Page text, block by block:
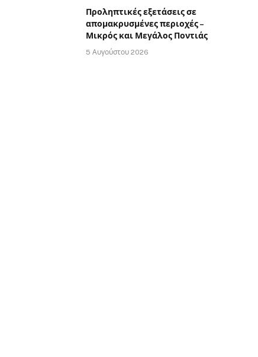
Προληπτικές εξετάσεις σε
απομακρυσμένες περιοχές –
Μικρός και Μεγάλος Ποντιάς
5 Αυγούστου 2026